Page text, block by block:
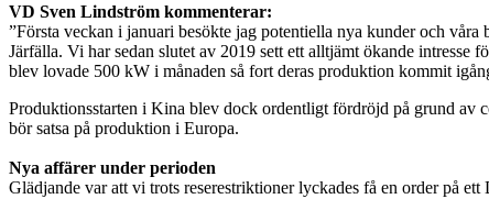
VD Sven Lindström kommenterar:
”Första veckan i januari besökte jag potentiella nya kunder och
Järfälla. Vi har sedan slutet av 2019 sett ett alltjämt ökande
blev lovade 500 kW i månaden så fort deras produktion kommit
Produktionsstarten i Kina blev dock ordentligt fördröjd på grund av
bör satsa på produktion i Europa.
Nya affärer under perioden
Glädjande var att vi trots reserestriktioner lyckades få en order på